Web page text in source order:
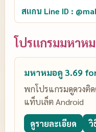
สแกน Line ID :
โปรแกรมมหาห
มหาหมอดู 3.69
พกโปรแกรมดูดวงติ
แท็บเล็ต Android
ดูรายละเอียด วิ